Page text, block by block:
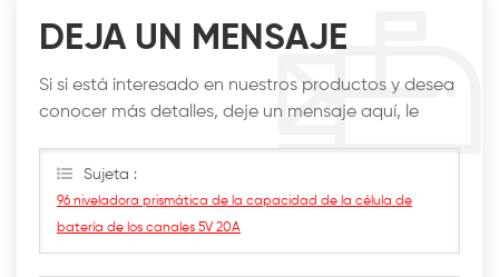
DEJA UN MENSAJE
Si si está interesado en nuestros productos y desea
conocer más detalles, deje un mensaje aquí, le
Sujeta :
96 niveladora prismática de la capacidad de la célula de
batería de los canales 5V 20A